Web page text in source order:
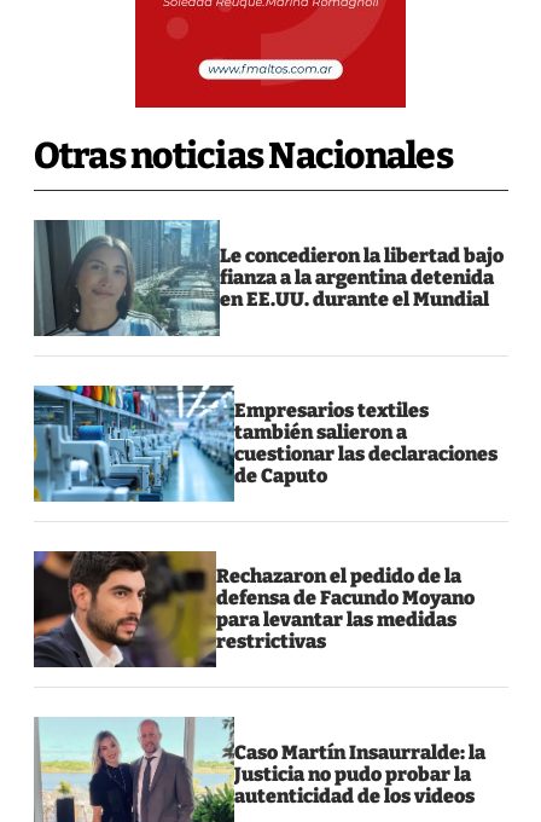
Otras noticias Nacionales
Le concedieron la libertad bajo
fianza a la argentina detenida
en EE.UU. durante el Mundial
Empresarios textiles
también salieron a
cuestionar las declaraciones
de Caputo
Rechazaron el pedido de la
defensa de Facundo Moyano
para levantar las medidas
restrictivas
Caso Martín Insaurralde: la
Justicia no pudo probar la
autenticidad de los videos